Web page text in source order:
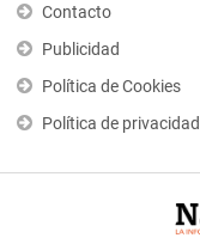
Contacto
Publicidad
Política de Cookies
Política de privacidad